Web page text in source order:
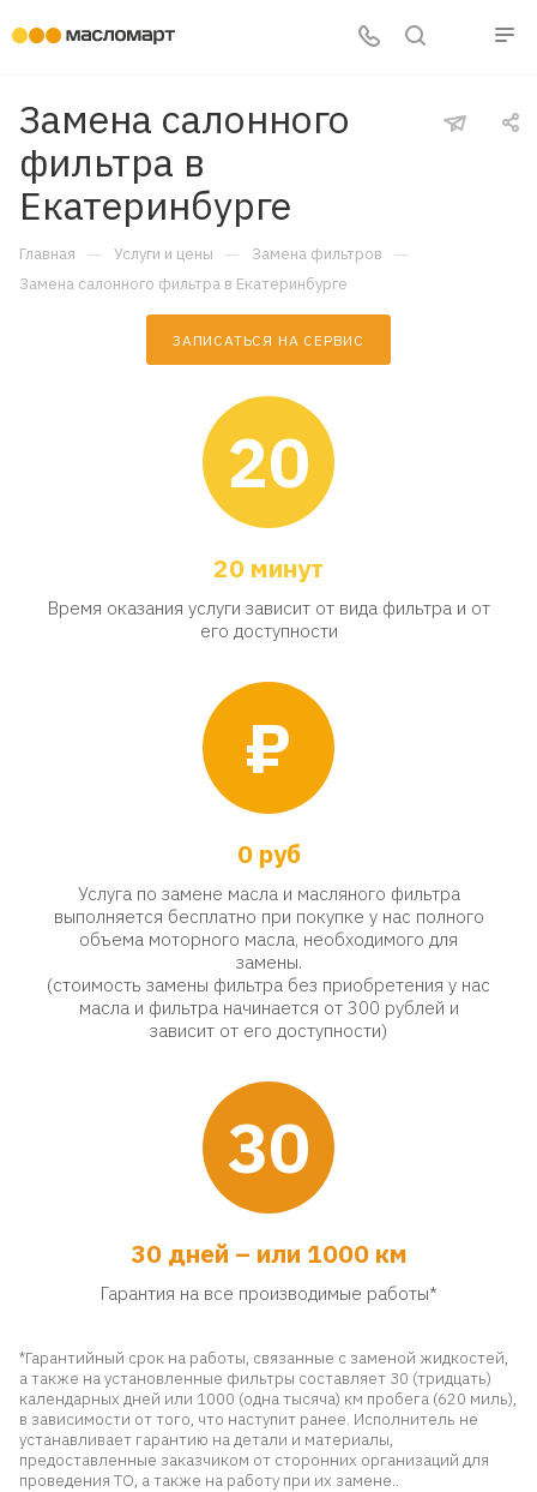
Замена салонного
фильтра в
Екатеринбурге
Главная — Услуги и цены — Замена фильтров —
Замена салонного фильтра в Екатеринбурге
ЗАПИСАТЬСЯ НА СЕРВИС
20
20 минут
Время оказания услуги зависит от вида фильтра и от
его доступности
₽
0 руб
Услуга по замене масла и масляного фильтра
выполняется бесплатно при покупке у нас полного
объема моторного масла, необходимого для
замены.
(стоимость замены фильтра без приобретения у нас
масла и фильтра начинается от 300 рублей и
зависит от его доступности)
30
30 дней – или 1000 км
Гарантия на все производимые работы*
*Гарантийный срок на работы, связанные с заменой жидкостей,
а также на установленные фильтры составляет 30 (тридцать)
календарных дней или 1000 (одна тысяча) км пробега (620 миль),
в зависимости от того, что наступит ранее. Исполнитель не
устанавливает гарантию на детали и материалы,
предоставленные заказчиком от сторонних организаций для
проведения ТО, а также на работу при их замене..